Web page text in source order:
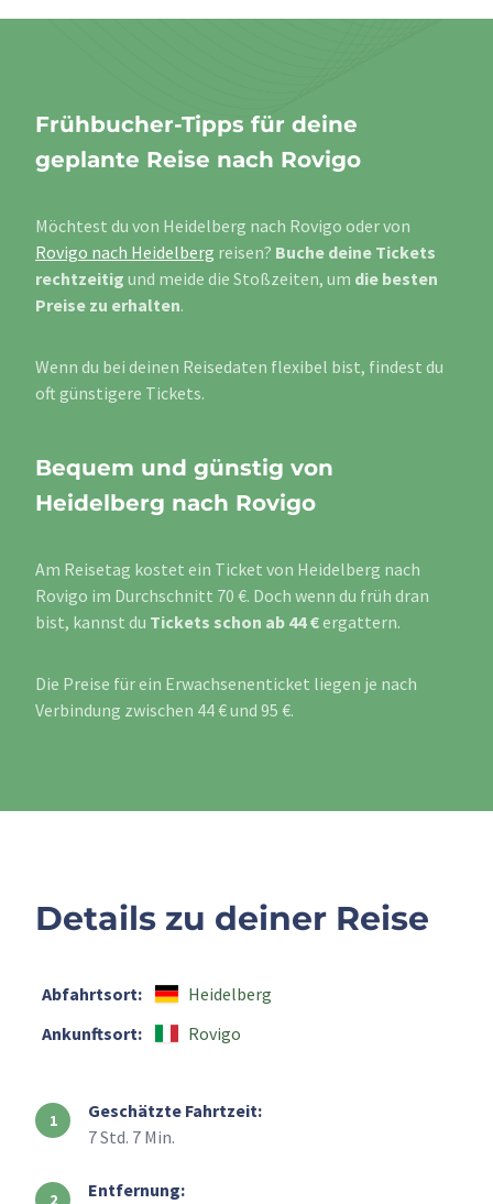
Frühbucher-Tipps für deine
geplante Reise nach Rovigo
Möchtest du von Heidelberg nach Rovigo oder von
Rovigo nach Heidelberg reisen? Buche deine Tickets
rechtzeitig und meide die Stoßzeiten, um die besten
Preise zu erhalten.
Wenn du bei deinen Reisedaten flexibel bist, findest du
oft günstigere Tickets.
Bequem und günstig von
Heidelberg nach Rovigo
Am Reisetag kostet ein Ticket von Heidelberg nach
Rovigo im Durchschnitt 70 €. Doch wenn du früh dran
bist, kannst du Tickets schon ab 44 €ergattern.
Die Preise für ein Erwachsenenticket liegen je nach
Verbindung zwischen 44 € und 95 €.
Details zu deiner Reise
Abfahrtsort:
Heidelberg
Ankunftsort:
Rovigo
Geschätzte Fahrtzeit:
7 Std. 7 Min.
Entfernung: